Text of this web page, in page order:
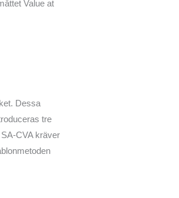
Value at
Dessa
tre
CVA kräver